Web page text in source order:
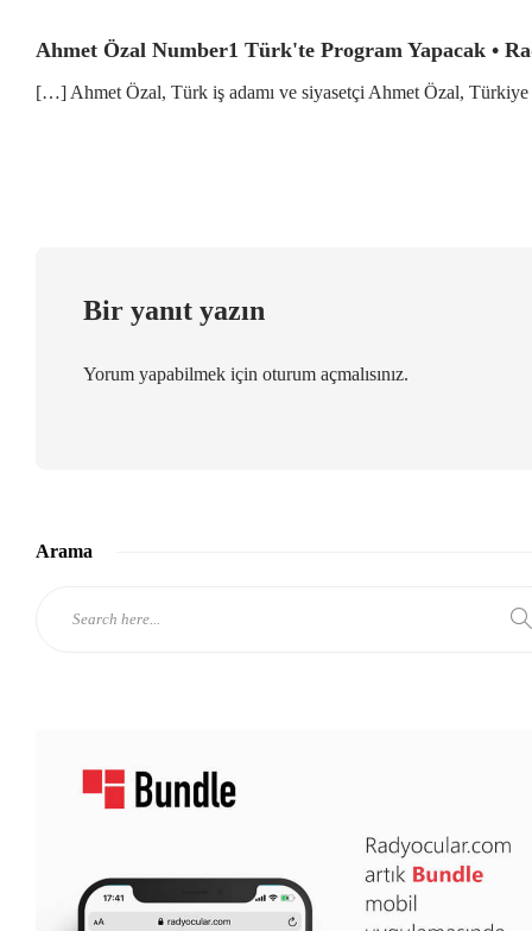
Ahmet Özal Number1 Türk'te Program Yapacak •
[…] Ahmet Özal, Türk iş adamı ve siyasetçi Ahmet Özal,
Bir yanıt yazın
Yorum yapabilmek için oturum açmalısınız.
Arama